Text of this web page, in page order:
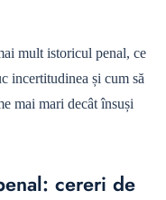
mult istoricul penal, ce
incertitudinea și cum să
mai mari decât însuși
cereri de